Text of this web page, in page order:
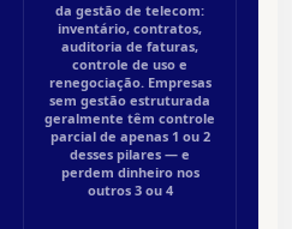
da gestão de telecom:
inventário, contratos,
auditoria de faturas,
controle de uso e
renegociação. Empresas
sem gestão estruturada
geralmente têm controle
parcial de apenas 1 ou 2
desses pilares — e
perdem dinheiro nos
outros 3 ou 4